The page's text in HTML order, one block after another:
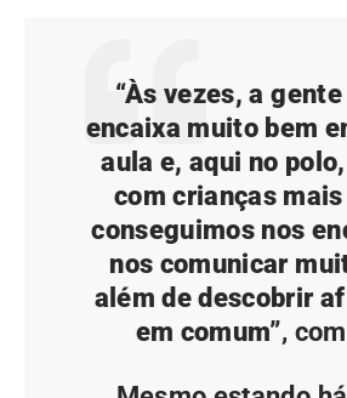
“Às vezes, a
encaixa muito bem
aula e, aqui no
com crianças
conseguimos nos
nos comunicar
além de descobrir
em comum”,